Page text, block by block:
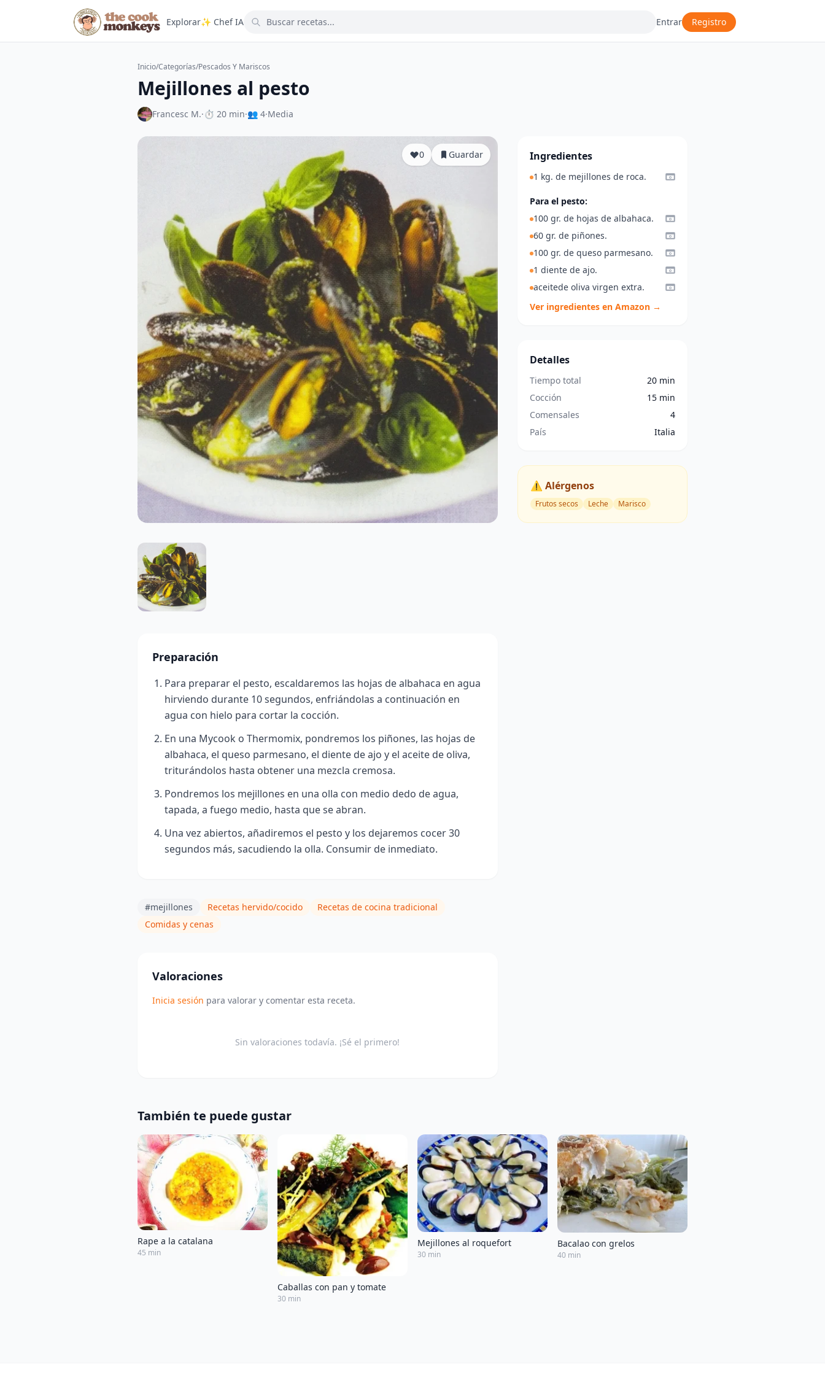
Explorar✨ Chef IA Entrar Registro
Inicio/Categorías/Pescados Y Mariscos
Mejillones al pesto
Francesc M.·⏱ 20 min·👥 4·Media
0 Guardar
Preparación
Para preparar el pesto, escaldaremos las hojas de albahaca en agua
hirviendo durante 10 segundos, enfriándolas a continuación en
agua con hielo para cortar la cocción.
En una Mycook o Thermomix, pondremos los piñones, las hojas de
albahaca, el queso parmesano, el diente de ajo y el aceite de oliva,
triturándolos hasta obtener una mezcla cremosa.
Pondremos los mejillones en una olla con medio dedo de agua,
tapada, a fuego medio, hasta que se abran.
Una vez abiertos, añadiremos el pesto y los dejaremos cocer 30
segundos más, sacudiendo la olla. Consumir de inmediato.
#mejillones Recetas hervido/cocido
Recetas de cocina tradicional
Comidas y cenas
Valoraciones
Inicia sesión para valorar y comentar esta receta.
Sin valoraciones todavía. ¡Sé el primero!
Ingredientes
1 kg. de mejillones de roca.
Para el pesto:
100 gr. de hojas de albahaca.
60 gr. de piñones.
100 gr. de queso parmesano.
1 diente de ajo.
aceitede oliva virgen extra.
Ver ingredientes en Amazon →
Detalles
Tiempo total
20 min
Cocción
15 min
Comensales
4
País
Italia
⚠️ Alérgenos
Frutos secos Leche Marisco
También te puede gustar
Rape a la catalana
45 min
Caballas con pan y tomate
30 min
Mejillones al roquefort
30 min
Bacalao con grelos
40 min